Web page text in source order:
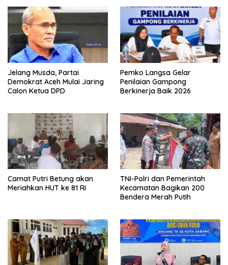
Jelang Musda, Partai
Demokrat Aceh Mulai Jaring
Calon Ketua DPD
Pemko Langsa Gelar
Penilaian Gampong
Berkinerja Baik 2026
Camat Putri Betung akan
Meriahkan HUT ke 81 RI
TNI-Polri dan Pemerintah
Kecamatan Bagikan 200
Bendera Merah Putih